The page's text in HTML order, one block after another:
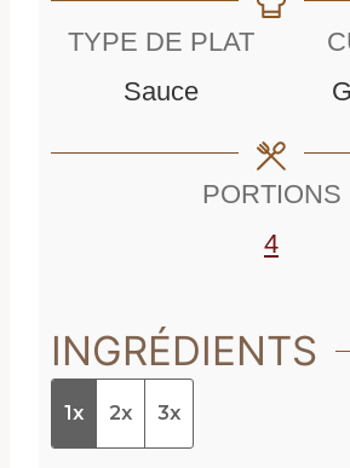
n
TYPE DE PLAT
Sauce
PORTIONS
4
INGRÉDIENTS
1x 2x 3x